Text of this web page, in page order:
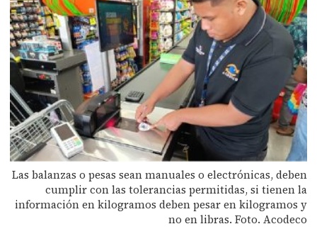
Las balanzas o pesas sean manuales o electrónicas, deben
cumplir con las tolerancias permitidas, si tienen la
información en kilogramos deben pesar en kilogramos y
no en libras. Foto. Acodeco